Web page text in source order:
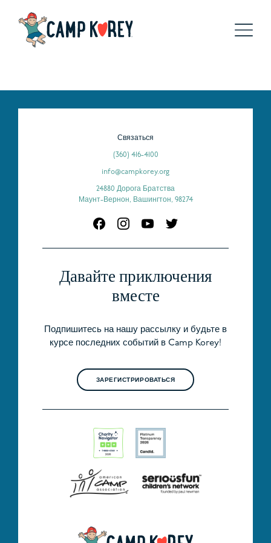
Давайте приключения
вместе
Подпишитесь на нашу рассылку и будьте в
курсе последних событий в Camp Korey!
ЗАРЕГИСТРИРОВАТЬСЯ
Связаться
(360) 416-4100
info@campkorey.org
24880 Дорога Братства
Маунт-Вернон, Вашингтон, 98274